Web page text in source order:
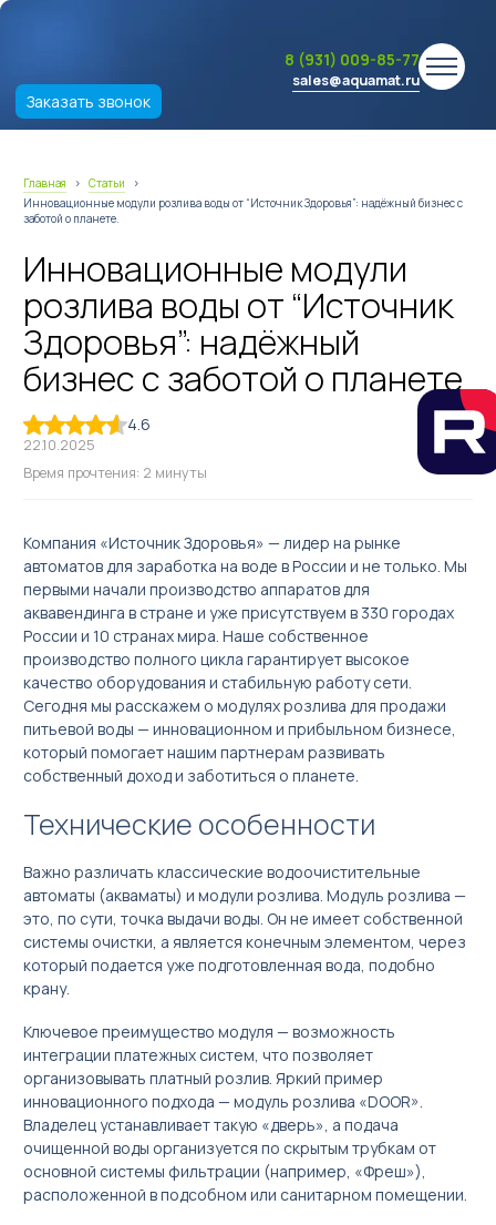
Заказать звонок
8 (931) 009-85-77
sales@aquamat.ru
Акваматы фильтрованной воды
Акваматы с привозной водой
Модули розлива
Системы очистки воды
🌟 Брендирование бизнеса
Сопутствующее оборудование для продажи чистой воды в
розлив
Бизнес под ключ
Мониторинг вендинговых автоматов
Главная › Статьи
›
Инновационные модули розлива воды от “Источник Здоровья”: надёжный бизнес с
заботой о планете.
Инновационные модули
розлива воды от “Источник
Здоровья”: надёжный
бизнес с заботой о планете.
4.6
22.10.2025
Время прочтения: 2 минуты
Компания «Источник Здоровья» — лидер на рынке
автоматов для заработка на воде в России и не только. Мы
первыми начали производство аппаратов для
аквавендинга в стране и уже присутствуем в 330 городах
России и 10 странах мира. Наше собственное
производство полного цикла гарантирует высокое
качество оборудования и стабильную работу сети.
Сегодня мы расскажем о модулях розлива для продажи
питьевой воды — инновационном и прибыльном бизнесе,
который помогает нашим партнерам развивать
собственный доход и заботиться о планете.
Технические особенности
Важно различать классические водоочистительные
автоматы (акваматы) и модули розлива. Модуль розлива —
это, по сути, точка выдачи воды. Он не имеет собственной
системы очистки, а является конечным элементом, через
который подается уже подготовленная вода, подобно
крану.
Ключевое преимущество модуля — возможность
интеграции платежных систем, что позволяет
организовывать платный розлив. Яркий пример
инновационного подхода — модуль розлива «DOOR».
Владелец устанавливает такую «дверь», а подача
очищенной воды организуется по скрытым трубкам от
основной системы фильтрации (например, «Фреш»),
расположенной в подсобном или санитарном помещении.